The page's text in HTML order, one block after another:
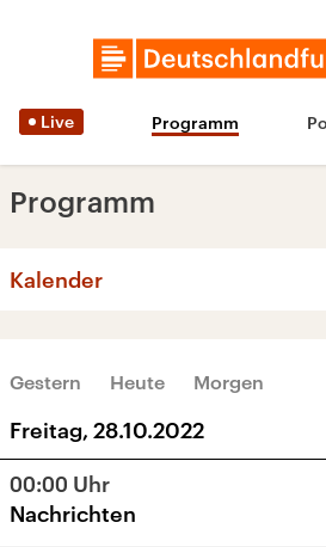
Live Programm
Programm
Kalender
Mo Di Mi Do
3
Gestern Heute Morgen
Freitag, 28.10.2022
00:00 Uhr
Nachrichten